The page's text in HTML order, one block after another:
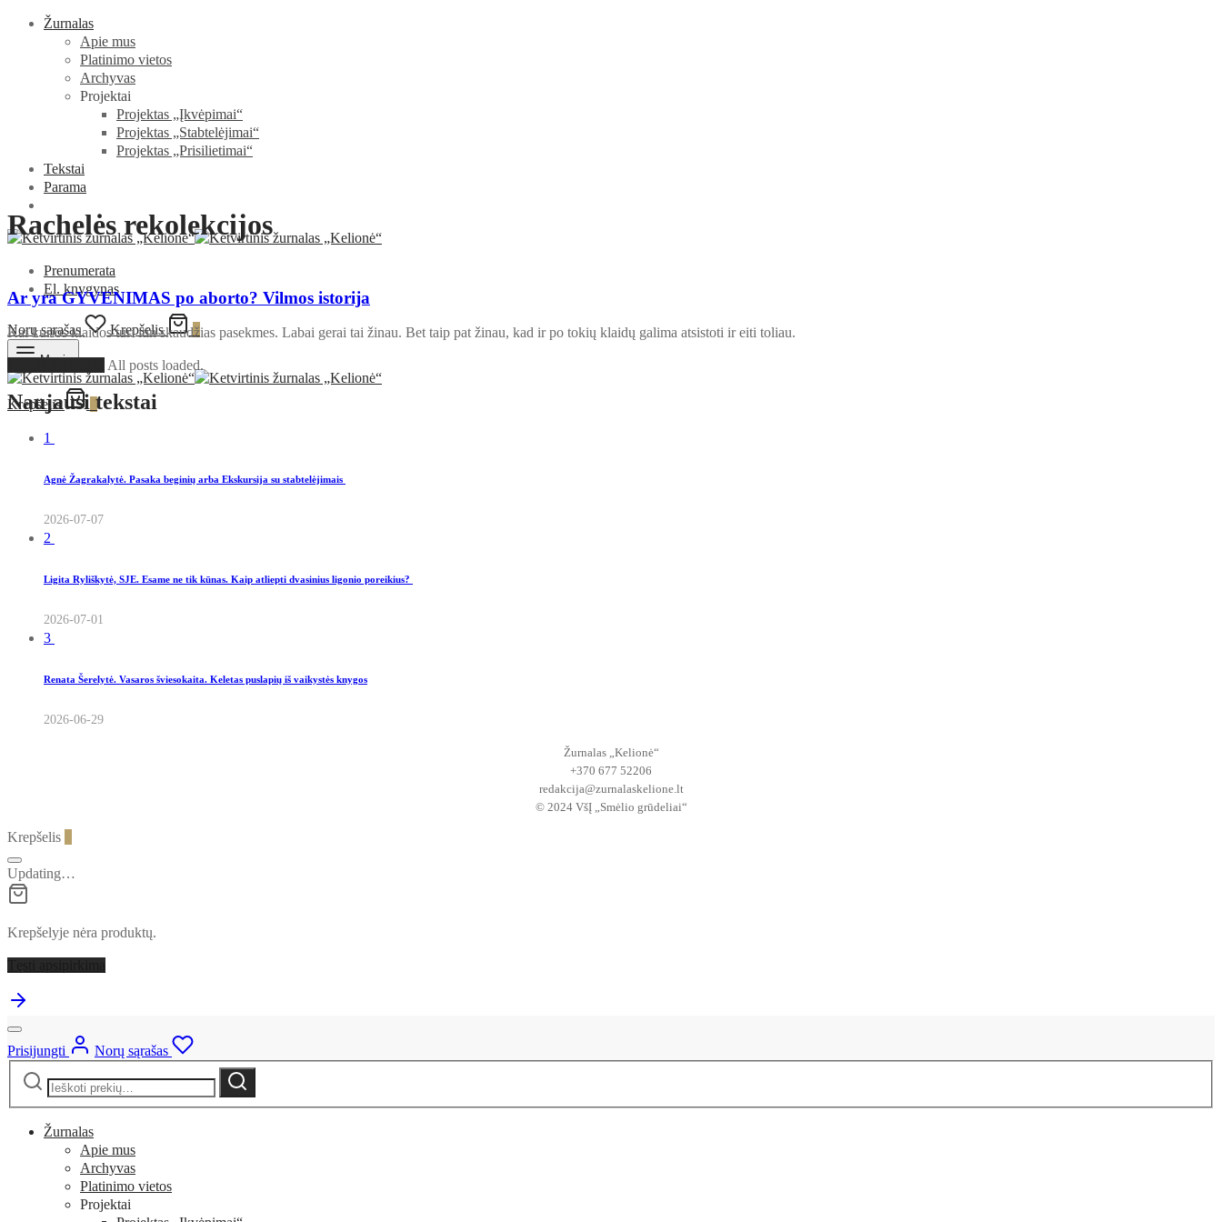
Žurnalas
Apie mus
Platinimo vietos
Archyvas
Projektai
Projektas „Įkvėpimai“
Projektas „Stabtelėjimai“
Projektas „Prisilietimai“
Tekstai
Parama
Prenumerata
El. knygynas
Norų sąrašas Krepšelis 0
Meniu
Krepšelis 0
Rachelės rekolekcijos
Ar yra GYVENIMAS po aborto? Vilmos istorija
Kai kurios klaidos turi itin skaudžias pasekmes. Labai gerai tai žinau. Bet taip pat žinau, kad ir po tokių klaidų galima atsistoti ir eiti toliau.
All posts loaded.
Naujausi tekstai
1
Agnė Žagrakalytė. Pasaka beginių arba Ekskursija su stabtelėjimais
2026-07-07
2
Ligita Ryliškytė, SJE. Esame ne tik kūnas. Kaip atliepti dvasinius ligonio poreikius?
2026-07-01
3
Renata Šerelytė. Vasaros šviesokaita. Keletas puslapių iš vaikystės knygos
2026-06-29
Žurnalas „Kelionė“
+370 677 52206
redakcija@zurnalaskelione.lt
© 2024 VšĮ „Smėlio grūdeliai“
Krepšelis
Updating…
Krepšelyje nėra produktų.
Prisijungti
Norų sąrašas
Ieškoti
Žurnalas
Apie mus
Archyvas
Platinimo vietos
Projektai